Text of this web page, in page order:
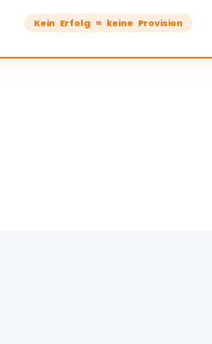
Kein Erfolg = keine Provision